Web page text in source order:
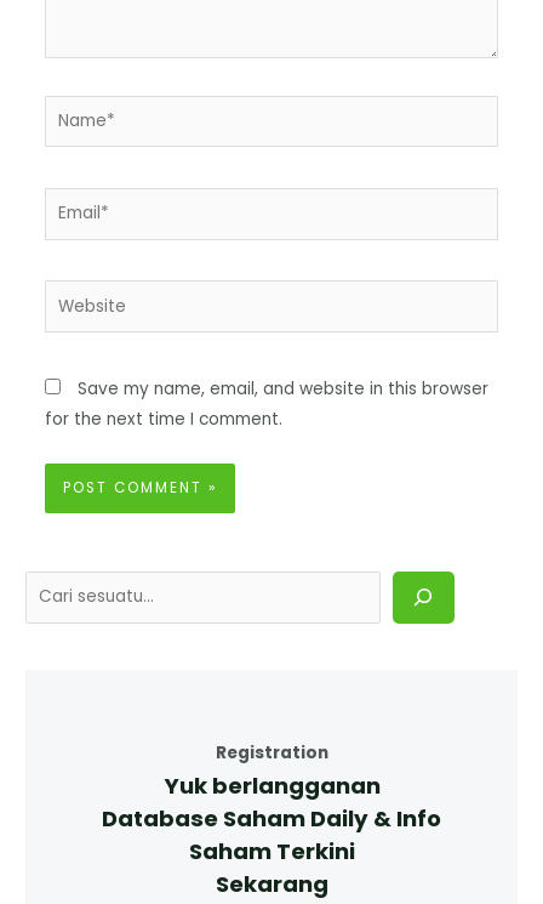
Save my name, email, and website in this browser
for the next time I comment.
Registration
Yuk berlangganan
Database Saham Daily & Info
Saham Terkini
Sekarang